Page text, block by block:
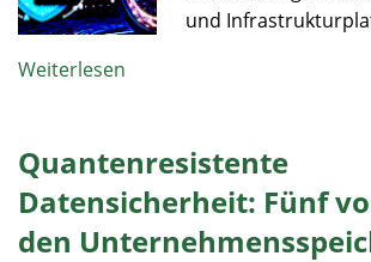
und
Weiterlesen
Quantenresistente
Datensicherheit: Fünf
den